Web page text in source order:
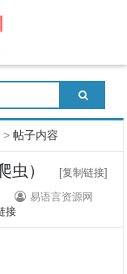
>帖子内容
虫）
[复制链接]
易语言资源网
接